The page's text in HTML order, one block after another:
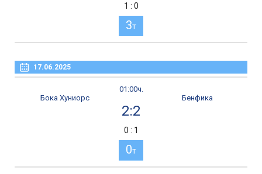
1 : 0
3т
17.06.2025
01:00ч.
Бока Хуниорс
2:2
Бенфика
0 : 1
0т